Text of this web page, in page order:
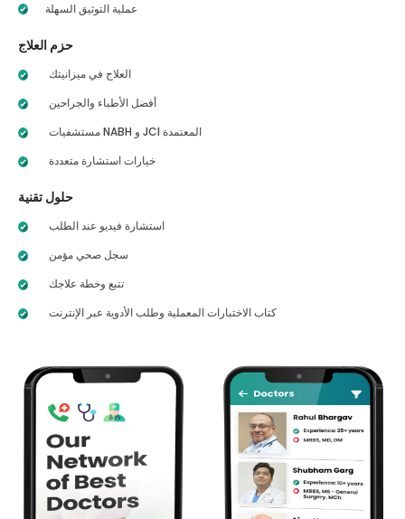
عملية التوثيق السهلة
حزم العلاج
العلاج في ميزانيتك
أفضل الأطباء والجراحين
مستشفيات NABH و JCI المعتمدة
خيارات استشارة متعددة
حلول تقنية
استشارة فيديو عند الطلب
سجل صحي مؤمن
تتبع وخطة علاجك
كتاب الاختبارات المعملية وطلب الأدوية عبر الإنترنت